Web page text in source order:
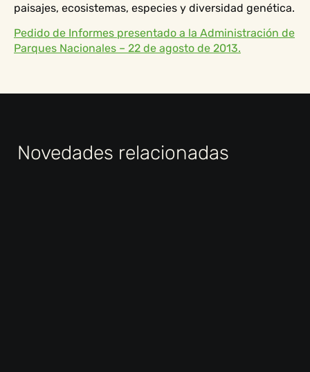
paisajes, ecosistemas, especies y diversidad genética.
Pedido de Informes presentado a la Administración de
Parques Nacionales – 22 de agosto de 2013.
Novedades relacionadas